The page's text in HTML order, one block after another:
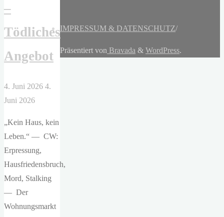
–
Tödliches
Angebot
4. Juni 2026 4.
Juni 2026
„Kein Haus, kein
Leben.“ — CW:
Erpressung,
Hausfriedensbruch,
Mord, Stalking
— Der
Wohnungsmarkt
IMPRESSUM & DATENSCHUTZ/
Präsentiert von Bravada & WordPress.